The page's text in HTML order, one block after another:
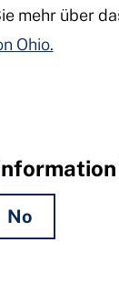
mehr über
Ohio.
No